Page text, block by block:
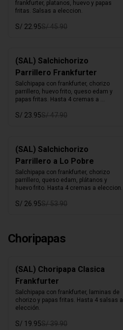
frankfurter, platanos, huevo y papas
fritas. Salsas a eleccion.
S/ 22.95S/ 45.90
(SAL) Salchichorizo
Parrillero Frankfurter
Salchipapa con frankfurter, chorizo
parrillero, huevo frito, queso edam y
papas fritas. Hasta 4 cremas a
S/ 23.95S/ 47.90
(SAL) Salchichorizo
Parrillero a Lo Pobre
Salchipapa con frankfurter, chorizo
parrillero, queso edam, plátanos y
huevo frito. Hasta 4 cremas a eleccion.
S/ 26.95S/ 53.90
Choripapas
(SAL) Choripapa Clasica
Frankfurter
Salchipapa con frankfurter, laminas de
chorizo y papas fritas. Hasta 4 salsas a
elección.
S/ 19.95S/ 39.90